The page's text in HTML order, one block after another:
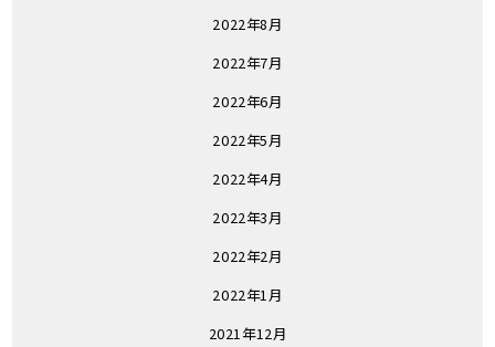
2022年8月
2022年7月
2022年6月
2022年5月
2022年4月
2022年3月
2022年2月
2022年1月
2021年12月